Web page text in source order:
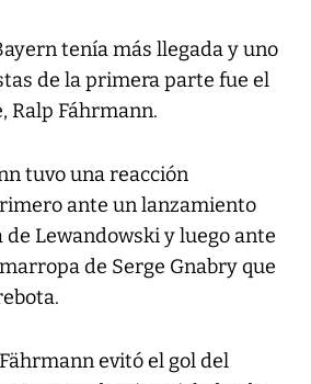
tenía más llegada y uno
de la primera parte fue el
Ralp Fáhrmann.
tuvo una reacción
ante un lanzamiento
Lewandowski y luego ante
de Serge Gnabry que
evitó el gol del